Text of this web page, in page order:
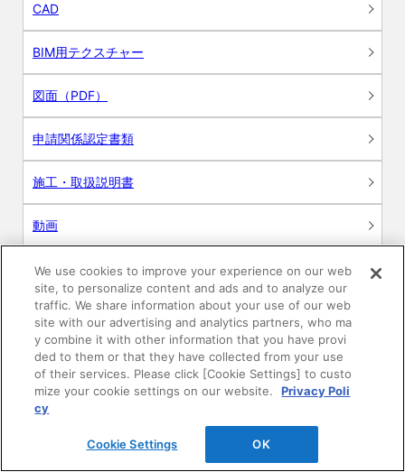
CAD
BIM用テクスチャー
図面（PDF）
申請関係認定書類
施工・取扱説明書
動画
シミュレーションツール
24時間換気システム〈エアスマート〉
簡易設計見積ソフト
R&Dセンター環境測定・分析サービス
商品マスター申し込み
We use cookies to improve your experience on our web
site, to personalize content and ads and to analyze our
traffic. We share information about your use of our web
site with our advertising and analytics partners, who ma
y combine it with other information that you have provi
ded to them or that they have collected from your use
of their services. Please click [Cookie Settings] to custo
mize your cookie settings on our website.
Privacy Poli
cy
Cookie Settings OK